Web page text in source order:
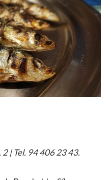
| Tel. 94 406 23 43.